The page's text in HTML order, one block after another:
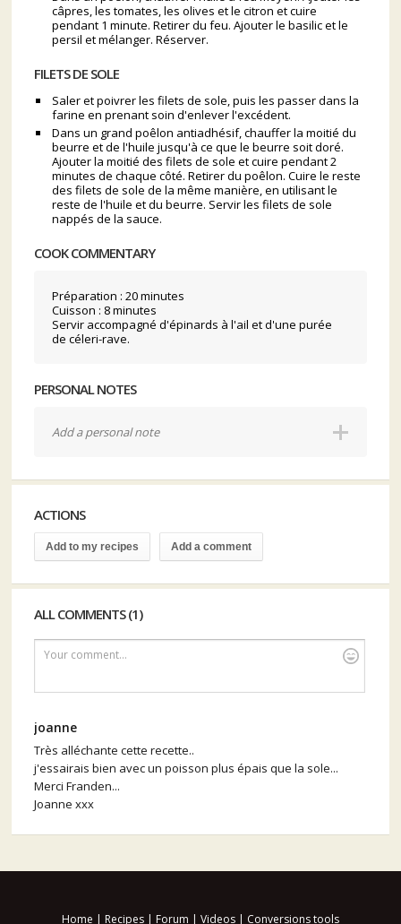
câpres, les tomates, les olives et le citron et cuire
pendant 1 minute. Retirer du feu. Ajouter le basilic et le
persil et mélanger. Réserver.
FILETS DE SOLE
Saler et poivrer les filets de sole, puis les passer dans la
farine en prenant soin d'enlever l'excédent.
Dans un grand poêlon antiadhésif, chauffer la moitié du
beurre et de l'huile jusqu'à ce que le beurre soit doré.
Ajouter la moitié des filets de sole et cuire pendant 2
minutes de chaque côté. Retirer du poêlon. Cuire le reste
des filets de sole de la même manière, en utilisant le
reste de l'huile et du beurre. Servir les filets de sole
nappés de la sauce.
COOK COMMENTARY
Préparation : 20 minutes
Cuisson : 8 minutes
Servir accompagné d'épinards à l'ail et d'une purée
de céleri-rave.
PERSONAL NOTES
Add a personal note
ACTIONS
Add to my recipes Add a comment
ALL COMMENTS (1)
Your comment...
joanne
Très alléchante cette recette..
j'essairais bien avec un poisson plus épais que la sole...
Merci Franden...
Joanne xxx
Home | Recipes | Forum | Videos | Conversions tools